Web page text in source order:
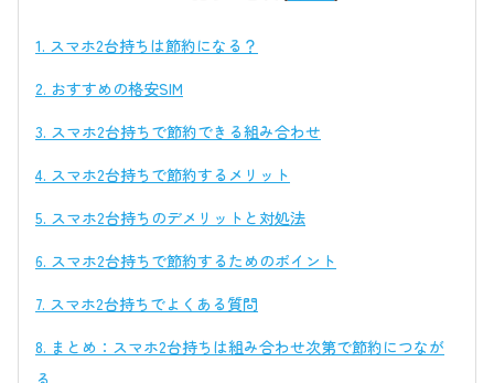
1. スマホ2台持ちは節約になる？
2. おすすめの格安SIM
3. スマホ2台持ちで節約できる組み合わせ
4. スマホ2台持ちで節約するメリット
5. スマホ2台持ちのデメリットと対処法
6. スマホ2台持ちで節約するためのポイント
7. スマホ2台持ちでよくある質問
8. まとめ：スマホ2台持ちは組み合わせ次第で節約につなが